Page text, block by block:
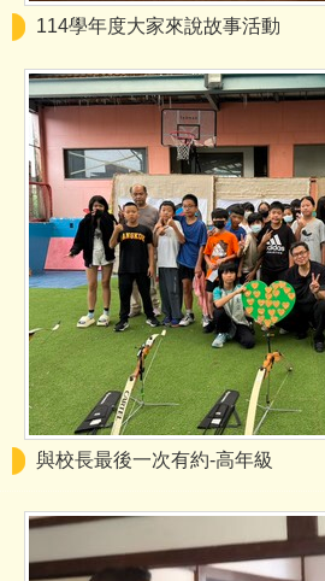
114學年度大家來說故事活動
與校長最後一次有約-高年級